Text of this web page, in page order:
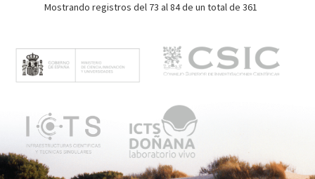
Mostrando registros del 73 al 84de un total de 361
e
n
ú
p
r
i